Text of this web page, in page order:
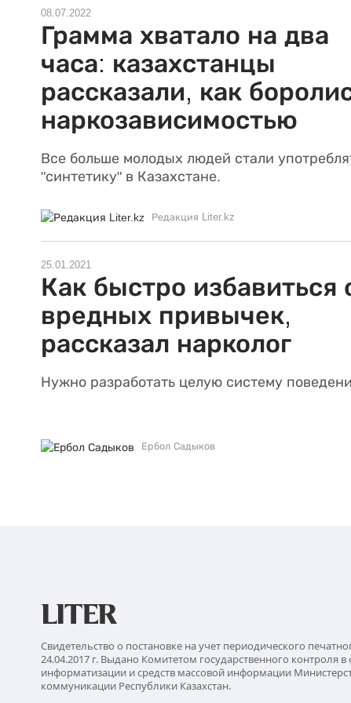
08.07.2022
Грамма хватало на два
часа: казахстанцы
рассказали, как
наркозависимостью
Все больше молодых людей стали
"синтетику" в Казахстане.
Редакция Liter.kz
25.01.2021
Как быстро избавиться
вредных привычек,
рассказал нарколог
Нужно разработать целую систему
Ербол Садыков
Свидетельство о постановке на учет периодического
24.04.2017 г. Выдано Комитетом государственного контроля в
информатизации и средств массовой информации
коммуникации Республики Казахстан.